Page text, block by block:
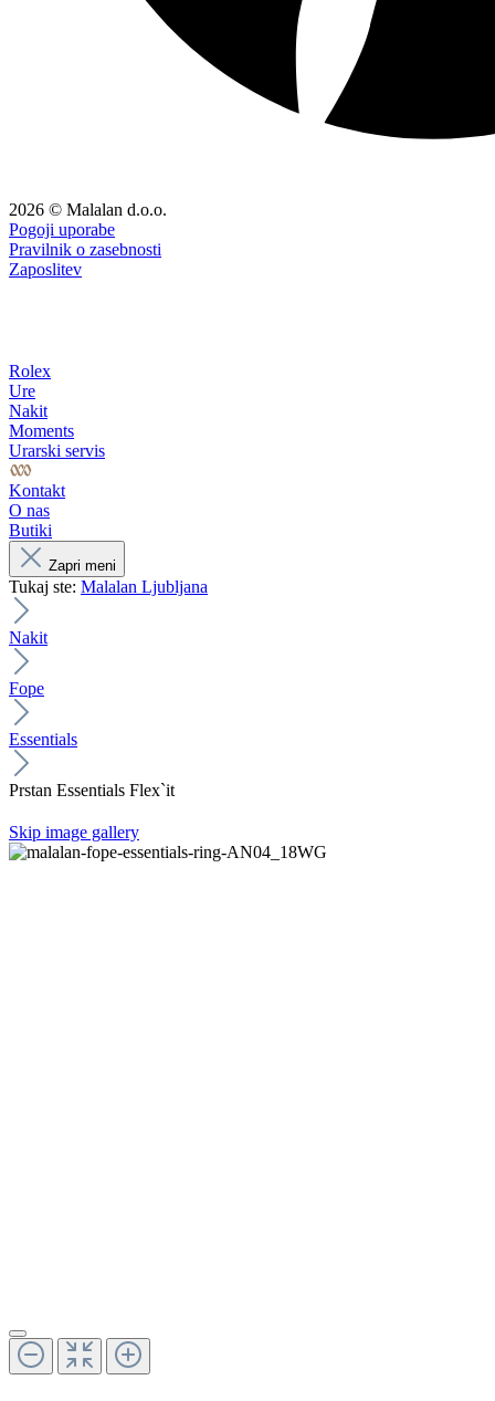
2026 © Malalan d.o.o.
Pogoji uporabe
Pravilnik o zasebnosti
Zaposlitev
Rolex
Ure
Nakit
Moments
Urarski servis
Kontakt
O nas
Butiki
Zapri meni
Tukaj ste: Malalan Ljubljana
Nakit
Fope
Essentials
Prstan Essentials Flex`it
Skip image gallery